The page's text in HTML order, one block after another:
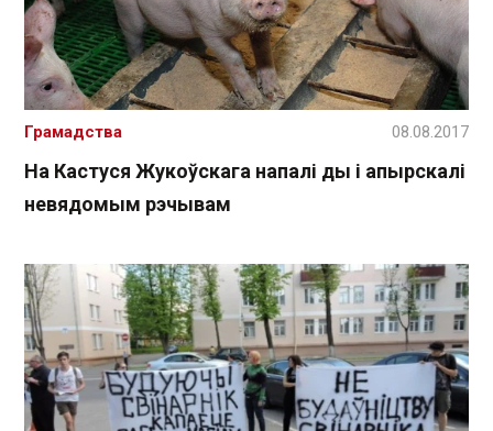
На Кастуся Жукоўскага напалі ды і апырскалі
невядомым рэчывам
Грамадства 08.08.2017